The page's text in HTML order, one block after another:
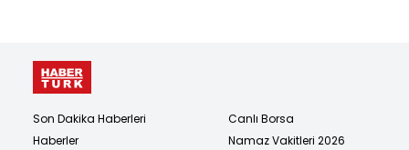
Son Dakika Haberleri
Haberler
Canlı Borsa
Namaz Vakitleri 2026